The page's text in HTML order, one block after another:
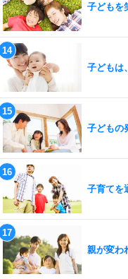
子どもを
子どもは
子どもの
子育てを
親が変わ